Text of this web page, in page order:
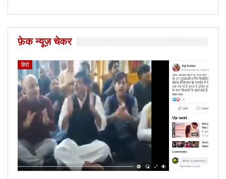
फ़ेक न्यूज़ चेकर
हिंदी